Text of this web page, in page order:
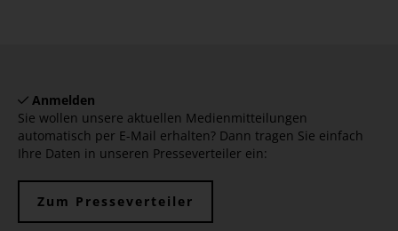
Anmelden
Sie wollen unsere aktuellen Medienmitteilungen
automatisch per E-Mail erhalten? Dann tragen Sie einfach
Ihre Daten in unseren Presseverteiler ein:
Zum Presseverteiler